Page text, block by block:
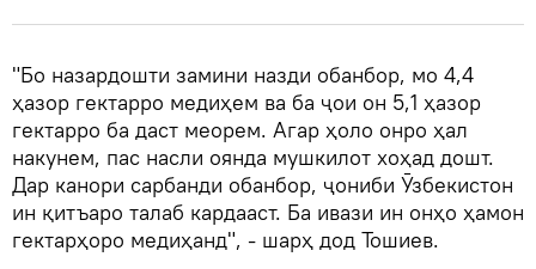
"Бо назардошти замини назди обанбор, мо 4,4
ҳазор гектарро медиҳем ва ба ҷои он 5,1 ҳазор
гектарро ба даст меорем. Агар ҳоло онро ҳал
накунем, пас насли оянда мушкилот хоҳад дошт.
Дар канори сарбанди обанбор, ҷониби Ӯзбекистон
ин қитъаро талаб кардааст. Ба ивази ин онҳо ҳамон
гектарҳоро медиҳанд", - шарҳ дод Тошиев.